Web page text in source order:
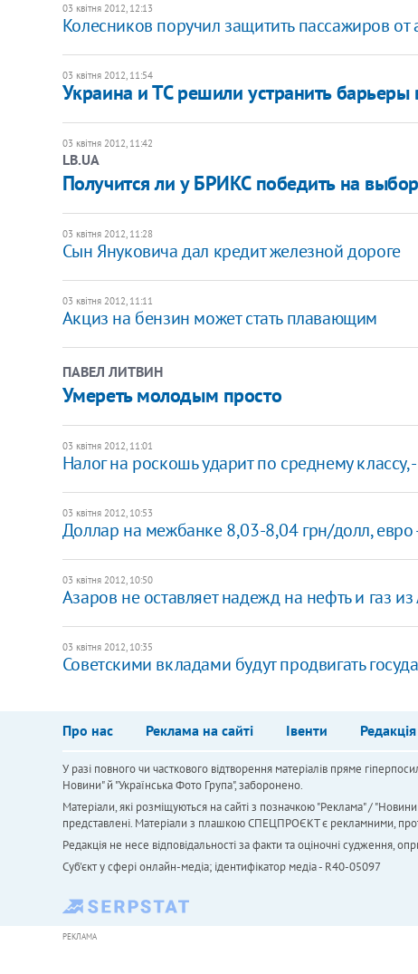
03 квітня 2012, 12:13
Колесников поручил защитить пассажиров
03 квітня 2012, 11:54
Украина и ТС решили устранить барьеры
03 квітня 2012, 11:42
LB.UA
Получится ли у БРИКС победить на
03 квітня 2012, 11:28
Сын Януковича дал кредит железной дороге
03 квітня 2012, 11:11
Акциз на бензин может стать плавающим
ПАВЕЛ ЛИТВИН
Умереть молодым просто
03 квітня 2012, 11:01
Налог на роскошь ударит по среднему классу,
03 квітня 2012, 10:53
​Доллар на межбанке 8,03-8,04 грн/долл,
03 квітня 2012, 10:50
Азаров не оставляет надежд на нефть и газ
03 квітня 2012, 10:35
Советскими вкладами будут продвигать
Про нас Реклама на сайті Івенти Редакція
У разі повного чи часткового відтворення матеріалів пряме
Новини" й "Українська Фото Група", заборонено.
Матеріали, які розміщуються на сайті з позначкою "Реклама" /
представлені. Матеріали з плашкою СПЕЦПРОЄКТ є рекламними,
Редакція не несе відповідальності за факти та оціночні судження,
Cуб'єкт у сфері онлайн-медіа; ідентифікатор медіа - R40-05097
РЕКЛАМА